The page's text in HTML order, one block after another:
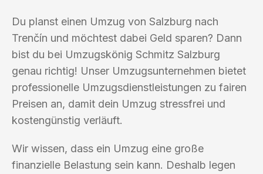
Du planst einen Umzug von Salzburg nach
Trenčín und möchtest dabei Geld sparen? Dann
bist du bei Umzugskönig Schmitz Salzburg
genau richtig! Unser Umzugsunternehmen bietet
professionelle Umzugsdienstleistungen zu fairen
Preisen an, damit dein Umzug stressfrei und
kostengünstig verläuft.
Wir wissen, dass ein Umzug eine große
finanzielle Belastung sein kann. Deshalb legen